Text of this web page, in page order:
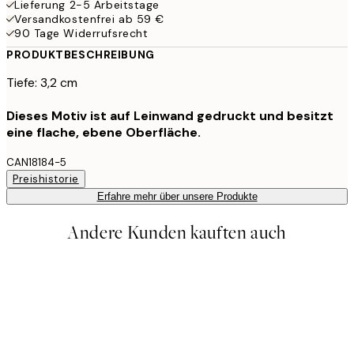
Lieferung 2-5 Arbeitstage
Versandkostenfrei ab 59 €
90 Tage Widerrufsrecht
PRODUKTBESCHREIBUNG
Tiefe: 3,2 cm
Dieses Motiv ist auf Leinwand gedruckt und besitzt
eine flache, ebene Oberfläche.
CAN18184-5
Preishistorie
Erfahre mehr über unsere Produkte
Andere Kunden kauften auch